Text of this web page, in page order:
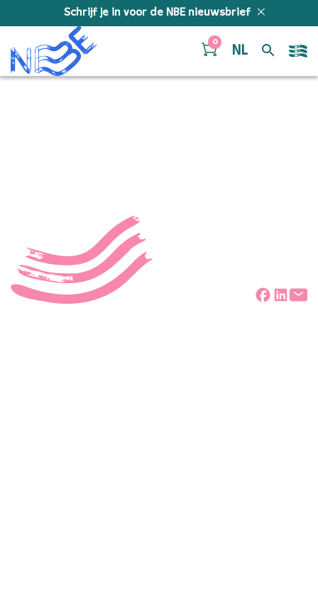
Schrijf je in voor de NBE nieuwsbrief
0
NL